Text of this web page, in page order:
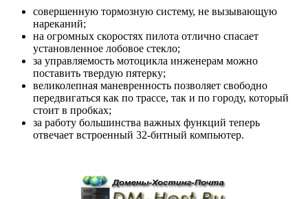
совершенную тормозную систему, не вызывающую
нареканий;
на огромных скоростях пилота отлично спасает
установленное лобовое стекло;
за управляемость мотоцикла инженерам можно
поставить твердую пятерку;
великолепная маневренность позволяет свободно
передвигаться как по трассе, так и по городу, который
стоит в пробках;
за работу большинства важных функций теперь
отвечает встроенный 32-битный компьютер.